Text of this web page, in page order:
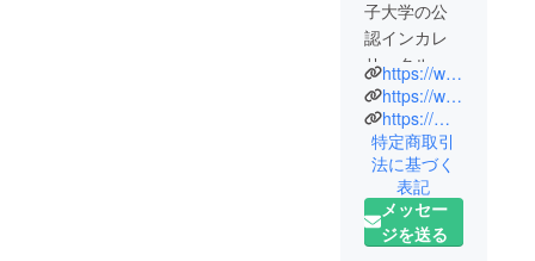
子大学の公
認インカレ
サークル、
『ミュージ
カルカンパ
ニーMMG』
です！ 女性
のみの
ミュージカ
ルサークル
https://www.musical-mmg.org
https://www.instagram.com/musical_company_mmg/
https://mobile.twitter.com/m_c_mmg
特定商取引
法に基づく
表記
メッセー
ジを送る